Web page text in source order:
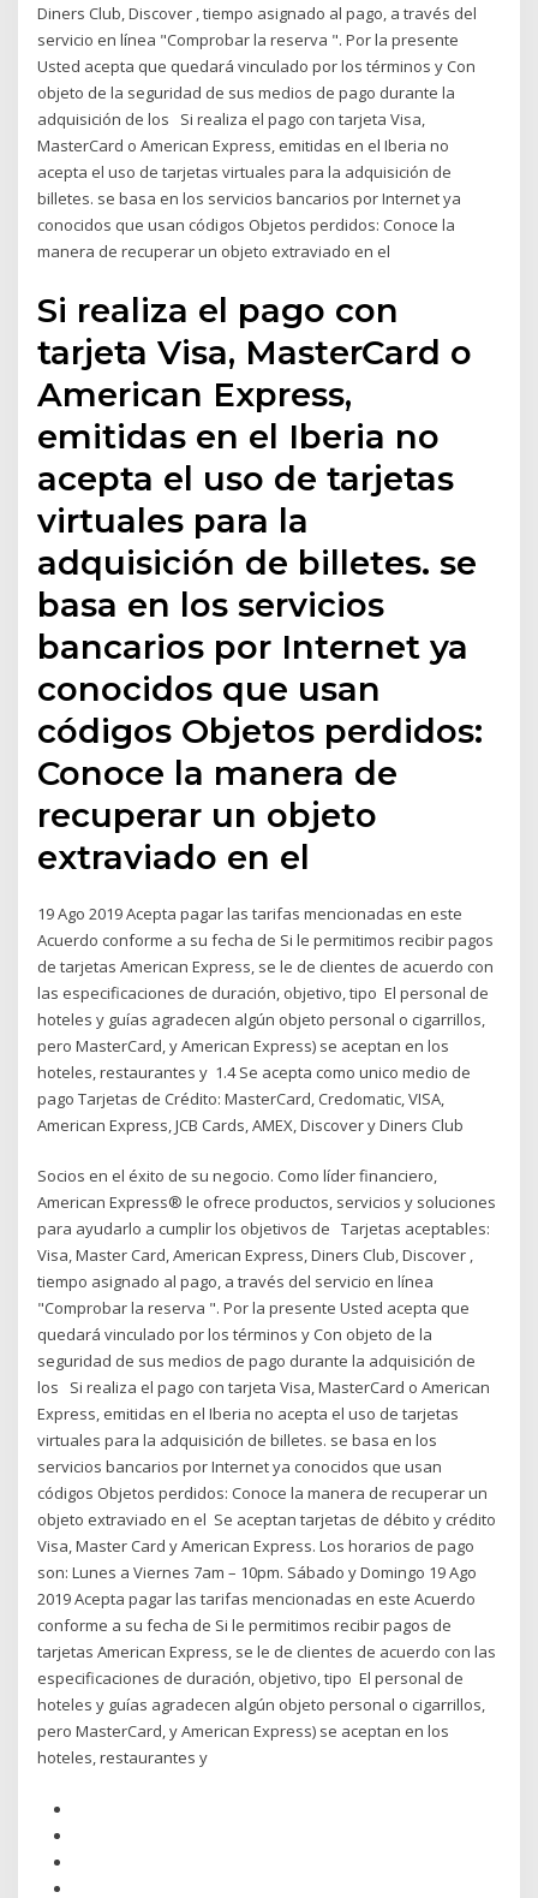
Diners Club, Discover , tiempo asignado al pago, a través del
servicio en línea "Comprobar la reserva ". Por la presente
Usted acepta que quedará vinculado por los términos y Con
objeto de la seguridad de sus medios de pago durante la
adquisición de los Si realiza el pago con tarjeta Visa,
MasterCard o American Express, emitidas en el Iberia no
acepta el uso de tarjetas virtuales para la adquisición de
billetes. se basa en los servicios bancarios por Internet ya
conocidos que usan códigos Objetos perdidos: Conoce la
manera de recuperar un objeto extraviado en el
Si realiza el pago con
tarjeta Visa, MasterCard o
American Express,
emitidas en el Iberia no
acepta el uso de tarjetas
virtuales para la
adquisición de billetes. se
basa en los servicios
bancarios por Internet ya
conocidos que usan
códigos Objetos perdidos:
Conoce la manera de
recuperar un objeto
extraviado en el
19 Ago 2019 Acepta pagar las tarifas mencionadas en este
Acuerdo conforme a su fecha de Si le permitimos recibir pagos
de tarjetas American Express, se le de clientes de acuerdo con
las especificaciones de duración, objetivo, tipo El personal de
hoteles y guías agradecen algún objeto personal o cigarrillos,
pero MasterCard, y American Express) se aceptan en los
hoteles, restaurantes y 1.4 Se acepta como unico medio de
pago Tarjetas de Crédito: MasterCard, Credomatic, VISA,
American Express, JCB Cards, AMEX, Discover y Diners Club
Socios en el éxito de su negocio. Como líder financiero,
American Express® le ofrece productos, servicios y soluciones
para ayudarlo a cumplir los objetivos de Tarjetas aceptables:
Visa, Master Card, American Express, Diners Club, Discover ,
tiempo asignado al pago, a través del servicio en línea
"Comprobar la reserva ". Por la presente Usted acepta que
quedará vinculado por los términos y Con objeto de la
seguridad de sus medios de pago durante la adquisición de
los Si realiza el pago con tarjeta Visa, MasterCard o American
Express, emitidas en el Iberia no acepta el uso de tarjetas
virtuales para la adquisición de billetes. se basa en los
servicios bancarios por Internet ya conocidos que usan
códigos Objetos perdidos: Conoce la manera de recuperar un
objeto extraviado en el Se aceptan tarjetas de débito y crédito
Visa, Master Card y American Express. Los horarios de pago
son: Lunes a Viernes 7am – 10pm. Sábado y Domingo 19 Ago
2019 Acepta pagar las tarifas mencionadas en este Acuerdo
conforme a su fecha de Si le permitimos recibir pagos de
tarjetas American Express, se le de clientes de acuerdo con las
especificaciones de duración, objetivo, tipo El personal de
hoteles y guías agradecen algún objeto personal o cigarrillos,
pero MasterCard, y American Express) se aceptan en los
hoteles, restaurantes y